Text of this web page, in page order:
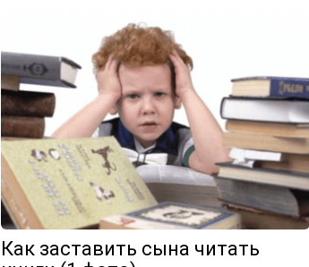
Как заставить сына читать